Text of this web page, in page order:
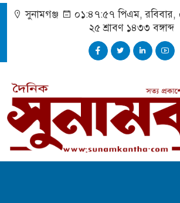
সুনামগঞ্জ ০১:৪৭:৫৭ পিএম,
২৫ শ্রাবণ ১৪৩৩ বঙ্গাব্দ